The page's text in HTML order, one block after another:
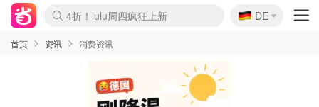
Boticinal 夏促开抢！
4折！lulu周四疯狂上新
还没结束！&OtherStories大促
Joybuy变相75折 随时失效
速领！Stanley独家85折
疑似霸哥！Camper额外叠85折
Zalando 奥莱闪促！每日更新
Moncler反季囤！5折起+叠9折
Coach Brooklyn仅€192
🇩🇪
DE
首页 资讯 消费资讯